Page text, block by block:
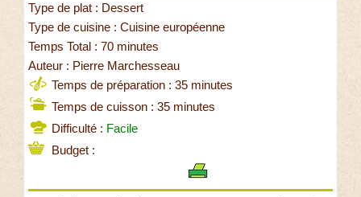
Type de plat : Dessert
Type de cuisine : Cuisine européenne
Temps Total : 70 minutes
Auteur : Pierre Marchesseau
Temps de préparation : 35 minutes
Temps de cuisson : 35 minutes
Difficulté : Facile
Budget :